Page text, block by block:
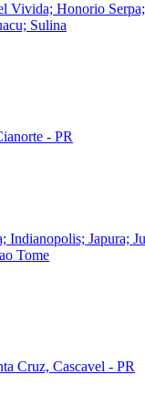
Vivida; Honorio
Sulina
- PR
Indianopolis; Japura;
Tome
Cruz, Cascavel - PR